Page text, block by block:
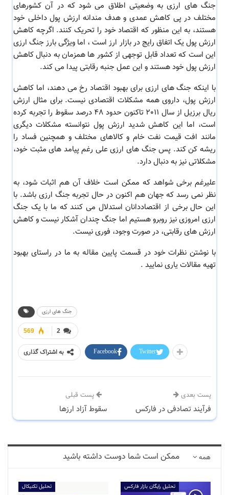
جنگ های ارزی به وضعیتی اطلاق می شود که در آن کشورهای
مختلف در پی کاهش عمدی و هدف مندانه ارزش پول داخلی خود
هستند، به این منظور که اقتصاد خود را تحریک کنند. اگرچه کاهش
ارزش پول یک اتفاق رایج در بازار ارز است ، اما ویژگی بارز جنگ ارزی
این است که تعداد قابل توجهی از کشور ها همزمان به دنبال کاهش
ارزش پول خود هستند و این عمل جنبه رقابتی پیدا می کند.
با اینکه جنگ های ارزی برای بهبود اقتصاد رخ می دهند، اما کاهش
ارزش پول، داروی همه مشکلات اقتصادی نیست. برای مثال ارزش
ریال برزیل از سال ٢٠١١ تاکنون حدود ۴٨ درصد سقوط را تجربه کرده
است، اما این کاهش شدید ارزش پول نتوانسته مشکلات دیگری
مانند افت قیمت نفت خام و کالاهای مختلف و همچنین فساد را
ریشه کن کند. پس جنگ های ارزی علی رغم پیامد های مثبت خود،
مشکلاتی نیز به دنبال دارد.
علیرغم برخی شواهد که ممکن است خلاف آن هم اثبات شود، به
نظر نمی رسد که جهان هم اکنون در حال تجربه جنگ ارزی باشد. با
این حال برخی از اقتصاددانان استدلال می کنند که ما با یک جنگ
ارزی امروزی نیز روبرو هستیم اما جنگ چندان آشکار نیست و کاهش
ارزش های رقابتی، در صورت وجود، فوری نیست.
با نوشتن نظرات خود در قسمت پایین مقاله به ما در راستای بهبود
تهیه مقالات یاری نمایید .
جنگ های ارزی
2
569
به اشتراک گذاری Facebook Twitter
پست قبلی
سقوط آزاد ارزها
پست بعدی
فرآیند تصادفی در فارکس
همه ممکن است شما دوست داشته باشید
تحلیل تکنیکال تحلیل رایگان بازار فارکس